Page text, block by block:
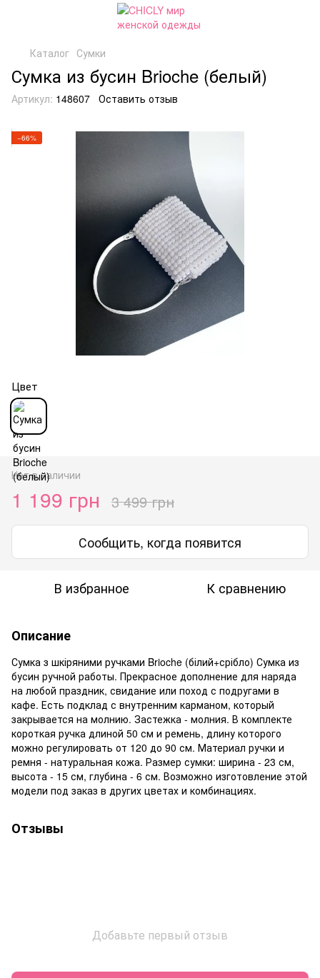
Каталог Сумки
Сумка из бусин Brioche (белый)
Артикул: 148607 Оставить отзыв
−66%
Цвет
Нет в наличии
1 199 грн 3 499 грн
Сообщить, когда появится
В избранное К сравнению
Описание
Сумка з шкіряними ручками Brioche (білий+срібло) Сумка из
бусин ручной работы. Прекрасное дополнение для наряда
на любой праздник, свидание или поход с подругами в
кафе. Есть подклад с внутренним карманом, который
закрывается на молнию. Застежка - молния. В комплекте
короткая ручка длиной 50 см и ремень, длину которого
можно регулировать от 120 до 90 см. Материал ручки и
ремня - натуральная кожа. Размер сумки: ширина - 23 см,
высота - 15 см, глубина - 6 см. Возможно изготовление этой
модели под заказ в других цветах и комбинациях.
Отзывы
Добавьте первый отзыв